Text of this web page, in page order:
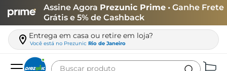
Assine Agora Prezunic Prime • Ganhe Frete
Grátis e 5% de Cashback
Entrega em casa ou retire em loja?
Você está no Prezunic Rio de Janeiro
Buscar produto